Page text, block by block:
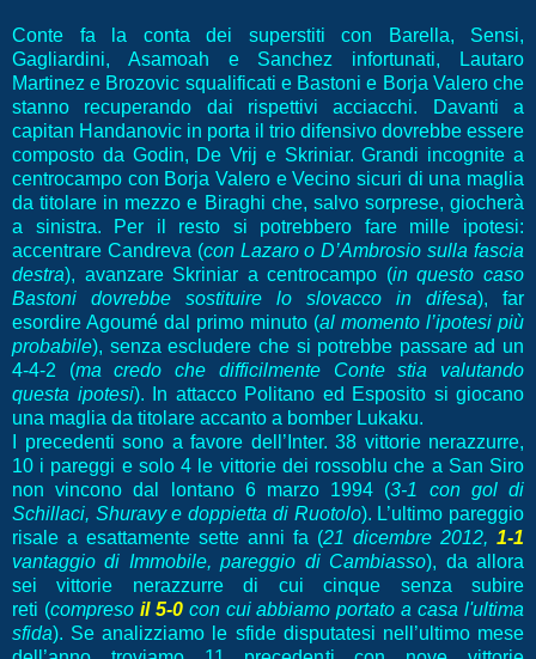
Conte fa la conta dei superstiti con Barella, Sensi,
Gagliardini, Asamoah e Sanchez infortunati, Lautaro
Martinez e Brozovic squalificati e Bastoni e Borja Valero che
stanno recuperando dai rispettivi acciacchi. Davanti a
capitan Handanovic in porta il trio difensivo dovrebbe essere
composto da Godin, De Vrij e Skriniar. Grandi incognite a
centrocampo con Borja Valero e Vecino sicuri di una maglia
da titolare in mezzo e Biraghi che, salvo sorprese, giocherà
a sinistra. Per il resto si potrebbero fare mille ipotesi:
accentrare Candreva (con Lazaro o D’Ambrosio sulla fascia
destra), avanzare Skriniar a centrocampo (in questo caso
Bastoni dovrebbe sostituire lo slovacco in difesa), far
esordire Agoumé dal primo minuto (al momento l’ipotesi più
probabile), senza escludere che si potrebbe passare ad un
4-4-2 (ma credo che difficilmente Conte stia valutando
questa ipotesi). In attacco Politano ed Esposito si giocano
una maglia da titolare accanto a bomber Lukaku.
I precedenti sono a favore dell’Inter. 38 vittorie nerazzurre,
10 i pareggi e solo 4 le vittorie dei rossoblu che a San Siro
non vincono dal lontano 6 marzo 1994 (3-1 con gol di
Schillaci, Shuravy e doppietta di Ruotolo). L’ultimo pareggio
risale a esattamente sette anni fa (21 dicembre 2012, 1-1
vantaggio di Immobile, pareggio di Cambiasso), da allora
sei vittorie nerazzurre di cui cinque senza subire
reti (compreso il 5-0con cui abbiamo portato a casa l'ultima
sfida). Se analizziamo le sfide disputatesi nell’ultimo mese